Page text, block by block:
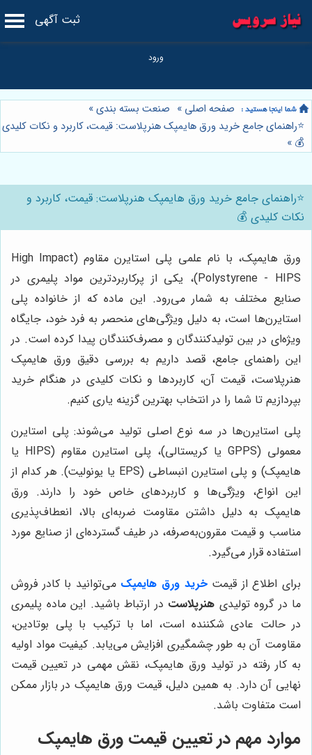
ثبت آگهی
صفحه اصلی » صنعت بسته بندی»
⭐️راهنمای جامع خرید ورق هایمپک هنرپلاست: قیمت، کاربرد و نکات کلیدی
💰
»
⭐️راهنمای جامع خرید ورق هایمپک هنرپلاست: قیمت، کاربرد و
نکات کلیدی 💰
ورق هایمپک، با نام علمی پلی استایرن مقاوم (High Impact
Polystyrene - HIPS)، یکی از پرکاربردترین مواد پلیمری در
صنایع مختلف به شمار می‌رود. این ماده که از خانواده پلی
استایرن‌ها است، به دلیل ویژگی‌های منحصر به فرد خود، جایگاه
ویژه‌ای در بین تولیدکنندگان و مصرف‌کنندگان پیدا کرده است. در
این راهنمای جامع، قصد داریم به بررسی دقیق ورق هایمپک
هنرپلاست، قیمت آن، کاربردها و نکات کلیدی در هنگام خرید
بپردازیم تا شما را در انتخاب بهترین گزینه یاری کنیم.
پلی استایرن‌ها در سه نوع اصلی تولید می‌شوند: پلی استایرن
معمولی (GPPS یا کریستالی)، پلی استایرن مقاوم (HIPS یا
هایمپک) و پلی استایرن انبساطی (EPS یا یونولیت). هر کدام از
این انواع، ویژگی‌ها و کاربردهای خاص خود را دارند. ورق
هایمپک به دلیل داشتن مقاومت ضربه‌ای بالا، انعطاف‌پذیری
مناسب و قیمت مقرون‌به‌صرفه، در طیف گسترده‌ای از صنایع مورد
استفاده قرار می‌گیرد.
برای اطلاع از قیمتخرید ورق هایمپک می‌توانید با کادر فروش
ما در گروه تولیدی هنرپلاست در ارتباط باشید. این ماده پلیمری
در حالت عادی شکننده است، اما با ترکیب با پلی بوتادین،
مقاومت آن به طور چشمگیری افزایش می‌یابد. کیفیت مواد اولیه
به کار رفته در تولید ورق هایمپک، نقش مهمی در تعیین قیمت
نهایی آن دارد. به همین دلیل، قیمت ورق هایمپک در بازار ممکن
است متفاوت باشد.
موارد مهم در تعیین قیمت ورق هایمپک